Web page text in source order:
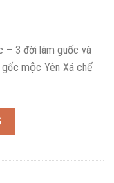
– 3 đời làm guốc và
mộc Yên Xá chế